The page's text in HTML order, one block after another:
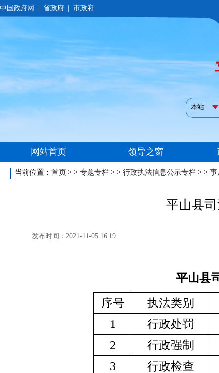
当前位置： 首页 > > 专题专栏 > > 行政执法信息公示专栏 > > 事
平山县
发布时间：2021-11-05 16:19
平山县
序号
执法类别
1
行政处罚
2
行政强制
3
行政检查